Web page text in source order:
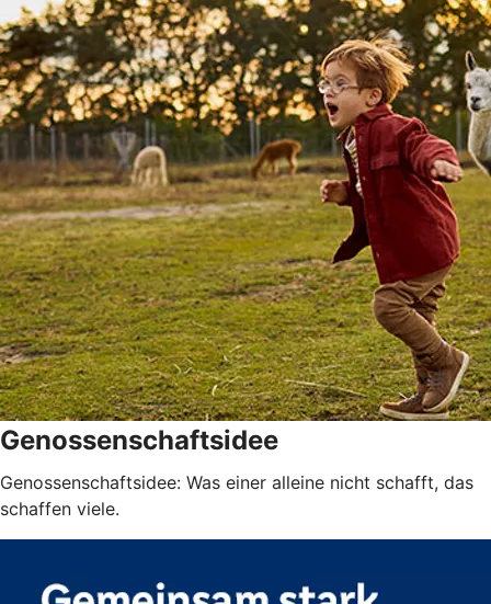
Genossenschaftsidee
Genossenschaftsidee: Was einer alleine nicht schafft, das
schaffen viele.